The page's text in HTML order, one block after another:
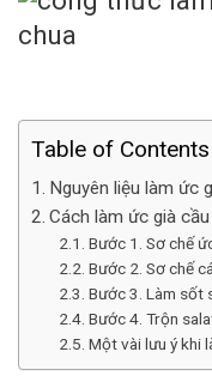
Table of Contents
Nguyên liệu làm ức
Cách làm ức già
Bước 1. Sơ chế
Bước 2. Sơ chế
Bước 3. Làm sốt
Bước 4. Trộn
Một vài lưu ý khi